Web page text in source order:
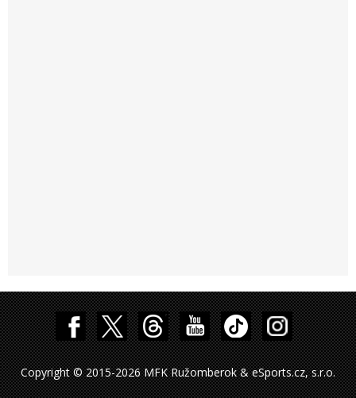
Copyright © 2015-2026 MFK Ružomberok & eSports.cz, s.r.o.